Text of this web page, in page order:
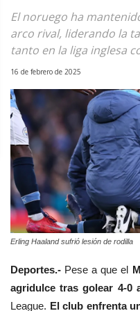
El noruego ha
arco rival, liderando la
tanto en la liga inglesa
16 de febrero de 2025
Erling Haaland sufrió lesión de rodilla
Deportes.- Pese a que el
agridulce tras golear 4-0
League. El club enfrenta